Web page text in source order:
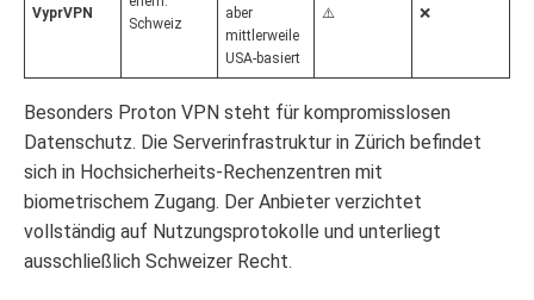
VyprVPN
Schweiz
aber
mittlerweile
USA-basiert
⚠️ ❌
Besonders Proton VPN steht für kompromisslosen
Datenschutz. Die Serverinfrastruktur in Zürich befindet
sich in Hochsicherheits-Rechenzentren mit
biometrischem Zugang. Der Anbieter verzichtet
vollständig auf Nutzungsprotokolle und unterliegt
ausschließlich Schweizer Recht.